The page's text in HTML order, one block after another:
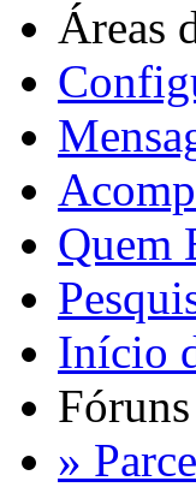
Áreas
Quem
Início
Fóruns
»